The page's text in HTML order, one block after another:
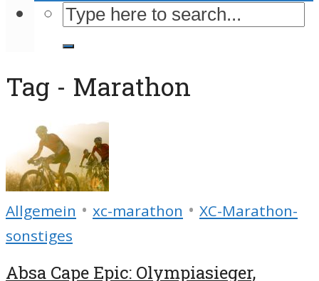
Tag - Marathon
Allgemein • xc-marathon • XC-Marathon-
sonstiges
Absa Cape Epic: Olympiasieger,